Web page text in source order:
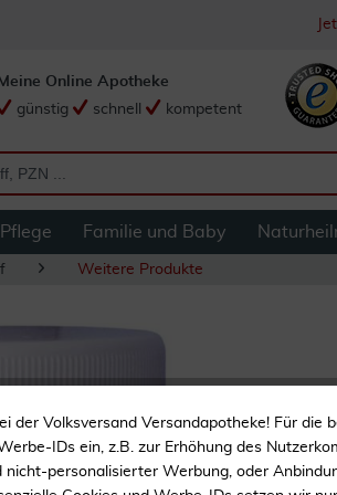
Meine Online Apotheke
günstig
schnell kompetent
Familie und Baby
Weitere Produkte
der Volksversand Versandapotheke! Für die
IDs ein, z.B. zur Erhöhung des
nicht-personalisierter Werbung, oder